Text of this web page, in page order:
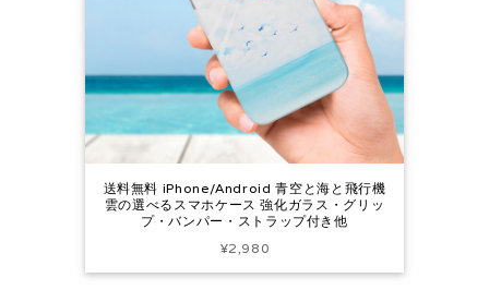
送料無料 iPhone/Android 青空と海と飛行機
雲の選べるスマホケース 強化ガラス・グリッ
プ・バンパー・ストラップ付き他
¥2,980